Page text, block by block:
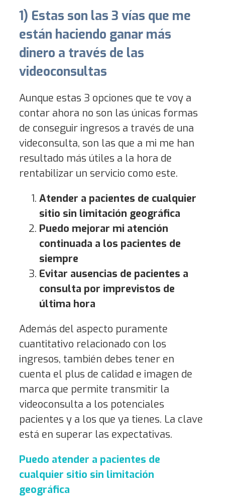
1) Estas son las 3 vías que me
están haciendo ganar más
dinero a través de las
videoconsultas
Aunque estas 3 opciones que te voy a
contar ahora no son las únicas formas
de conseguir ingresos a través de una
videconsulta, son las que a mi me han
resultado más útiles a la hora de
rentabilizar un servicio como este.
Atender a pacientes de cualquier
sitio sin limitación geográfica
Puedo mejorar mi atención
continuada a los pacientes de
siempre
Evitar ausencias de pacientes a
consulta por imprevistos de
última hora
Además del aspecto puramente
cuantitativo relacionado con los
ingresos, también debes tener en
cuenta el plus de calidad e imagen de
marca que permite transmitir la
videoconsulta a los potenciales
pacientes y a los que ya tienes. La clave
está en superar las expectativas.
Puedo atender a pacientes de
cualquier sitio sin limitación
geográfica